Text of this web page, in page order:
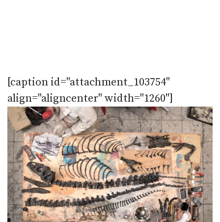
[caption id="attachment_103754"
align="aligncenter" width="1260"]